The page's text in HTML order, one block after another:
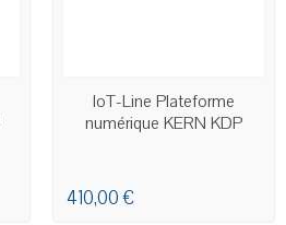
EN STOCK
IoT-Line Plateforme
numérique KERN KDP
410,00 €